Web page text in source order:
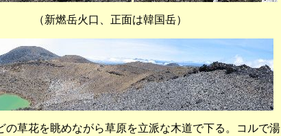
正面は韓国岳）
草花を眺めながら草原を立派な木道で下る。コルで湯